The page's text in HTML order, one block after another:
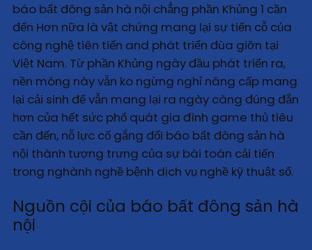
báo bất đông sản hà nội chẳng phần Khủng 1 cần
đến Hơn nữa là vật chứng mang lại sự tiến cỗ của
công nghệ tiên tiến and phát triển đùa giỡn tại
Việt Nam. Từ phần Khủng ngày đầu phát triển ra,
nền móng này vẫn ko ngừng nghỉ nâng cấp mang
lại cải sinh để vẫn mang lại ra ngày càng đúng đắn
hơn của hết sức phổ quát gia đình game thủ tiêu
cần đến, nỗ lực cố gắng đổi báo bất đông sản hà
nội thành tượng trưng của sự bài toán cải tiến
trong nghành nghề bệnh dịch vụ nghề kỹ thuật số.
Nguồn cội của báo bất đông sản hà
nội